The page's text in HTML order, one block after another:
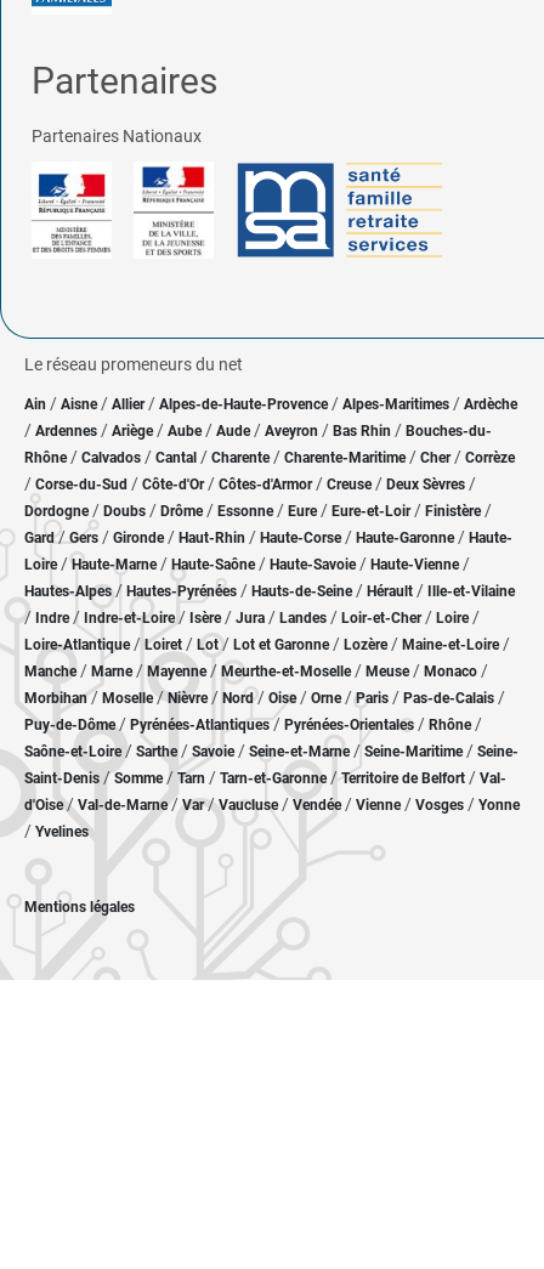
Partenaires
Partenaires Nationaux
Le réseau promeneurs du net
Ain / Aisne/ Allier/ Alpes-de-Haute-Provence / Alpes-Maritimes / Ardèche
/ Ardennes / Ariège/ Aube/ Aude / Aveyron / Bas Rhin / Bouches-du-
Rhône/ Calvados / Cantal / Charente / Charente-Maritime/ Cher / Corrèze
/ Corse-du-Sud / Côte-d'Or / Côtes-d'Armor/ Creuse/ Deux Sèvres /
Dordogne/ Doubs / Drôme/ Essonne / Eure/ Eure-et-Loir / Finistère/
Gard/Gers / Gironde/ Haut-Rhin / Haute-Corse/ Haute-Garonne/ Haute-
Loire/Haute-Marne/ Haute-Saône/ Haute-Savoie/ Haute-Vienne/
Hautes-Alpes/ Hautes-Pyrénées / Hauts-de-Seine/ Hérault / Ille-et-Vilaine
/ Indre/ Indre-et-Loire/ Isère/ Jura / Landes / Loir-et-Cher/ Loire/
Loire-Atlantique/ Loiret / Lot/ Lot et Garonne/ Lozère / Maine-et-Loire/
Manche/ Marne/ Mayenne/ Meurthe-et-Moselle/ Meuse/ Monaco /
Morbihan/ Moselle/ Nièvre / Nord/ Oise / Orne/Paris / Pas-de-Calais /
Puy-de-Dôme/ Pyrénées-Atlantiques / Pyrénées-Orientales / Rhône/
Saône-et-Loire/ Sarthe/ Savoie/ Seine-et-Marne/ Seine-Maritime/ Seine-
Saint-Denis /Somme/ Tarn / Tarn-et-Garonne/Territoire de Belfort / Val-
d'Oise/ Val-de-Marne/Var/Vaucluse/ Vendée/ Vienne/ Vosges / Yonne
/ Yvelines
Mentions légales